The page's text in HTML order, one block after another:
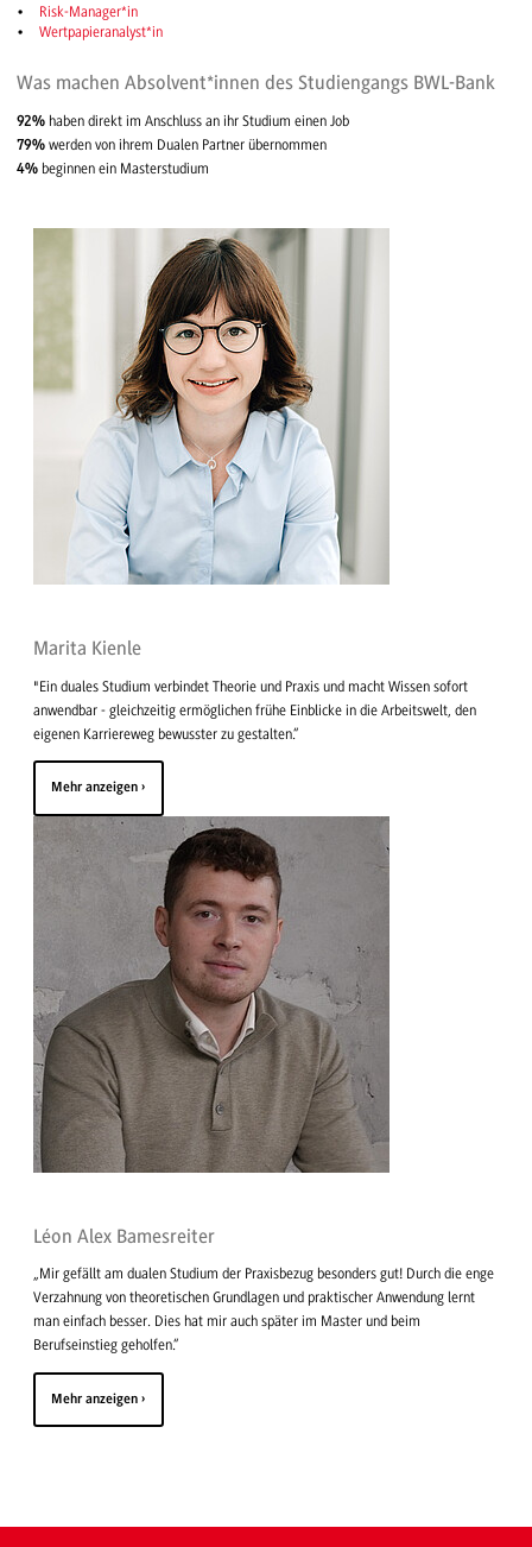
Risk-Manager*in
Wertpapieranalyst*in
Was machen Absolvent*innen des Studiengangs BWL-Bank
92% haben direkt im Anschluss an ihr Studium einen Job
79% werden von ihrem Dualen Partner übernommen
4% beginnen ein Masterstudium
Marita Kienle
"Ein duales Studium verbindet Theorie und Praxis und macht Wissen sofort
anwendbar - gleichzeitig ermöglichen frühe Einblicke in die Arbeitswelt, den
eigenen Karriereweg bewusster zu gestalten.“
Mehr anzeigen
Léon Alex Bamesreiter
„Mir gefällt am dualen Studium der Praxisbezug besonders gut! Durch die enge
Verzahnung von theoretischen Grundlagen und praktischer Anwendung lernt
man einfach besser. Dies hat mir auch später im Master und beim
Berufseinstieg geholfen.“
Mehr anzeigen